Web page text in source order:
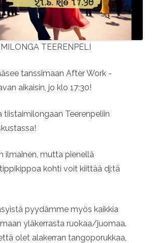
TEERENPELI
tanssimaan After Work -
aikaisin, jo klo 17:30!
tiistaimilongaan Teerenpeliin
ilmainen, mutta pienellä
kohti voit kiittää dj:tä
pyydämme myös kaikkia
yläkerrasta ruokaa/juomaa.
olet alakerran tangoporukkaa,